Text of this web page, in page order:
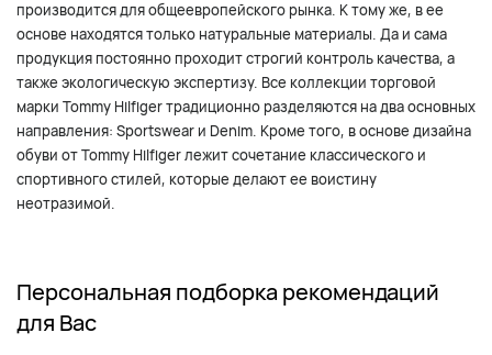
производится для общеевропейского рынка. К тому же, в ее
основе находятся только натуральные материалы. Да и сама
продукция постоянно проходит строгий контроль качества, а
также экологическую экспертизу. Все коллекции торговой
марки Tommy Hilfiger традиционно разделяются на два основных
направления: Sportswear и Denim. Кроме того, в основе дизайна
обуви от Tommy Hilfiger лежит сочетание классического и
спортивного стилей, которые делают ее воистину
неотразимой.
Персональная подборка рекомендаций
для Вас